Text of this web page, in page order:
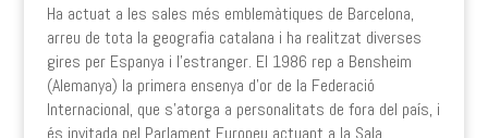
Ha actuat a les sales més emblemàtiques de Barcelona,
arreu de tota la geografia catalana i ha realitzat diverses
gires per Espanya i l’estranger. El 1986 rep a Bensheim
(Alemanya) la primera ensenya d’or de la Federació
Internacional, que s’atorga a personalitats de fora del país, i
és invitada pel Parlament Europeu actuant a la Sala